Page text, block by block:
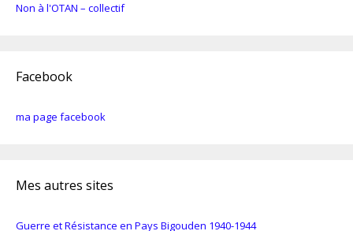
Non à l'OTAN – collectif
Facebook
ma page facebook
Mes autres sites
Guerre et Résistance en Pays Bigouden 1940-1944